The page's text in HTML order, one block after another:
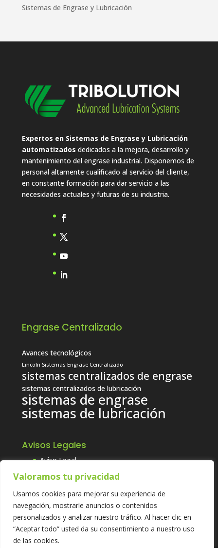
Valoramos tu privacidad
Usamos cookies para mejorar su experiencia de
navegación, mostrarle anuncios o contenidos
personalizados y analizar nuestro tráfico. Al hacer clic en
“Aceptar todo” usted da su consentimiento a nuestro uso
de las cookies.
Sistemas de Engrase y Lubricación
Expertos en Sistemas de Engrase y Lubricación
automatizados dedicados a la mejora, desarrollo y
mantenimiento del engrase industrial. Disponemos de
personal altamente cualificado al servicio del cliente,
en constante formación para dar servicio a las
necesidades actuales y futuras de su industria.
Engrase Centralizado
Avances tecnológicos
Lincoln Sistemas Engrase Centralizado
sistemas centralizados de engrase
sistemas centralizados de lubricación
sistemas de engrase
sistemas de lubricación
Avisos Legales
Aviso Legal
Política de Calidad, Seguridad y
Política de Cookies
Política de Privacidad